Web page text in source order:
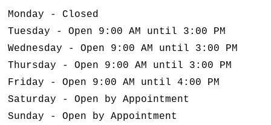
Monday - Closed
Tuesday - Open 9:00 AM until 3:00 PM
Wednesday - Open 9:00 AM until 3:00 PM
Thursday - Open 9:00 AM until 3:00 PM
Friday - Open 9:00 AM until 4:00 PM
Saturday - Open by Appointment
Sunday - Open by Appointment